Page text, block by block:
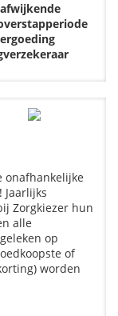
onafhankelijke
Zorgkiezer hun
alle
op
of
worden